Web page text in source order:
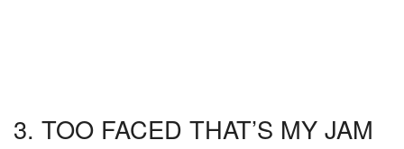
3. TOO FACED THAT’S MY JAM